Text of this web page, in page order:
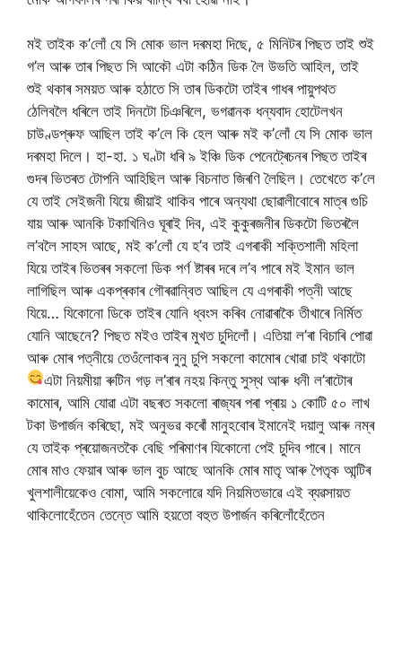
মই তাইক ক’লোঁ যে সি মোক ভাল দৰমহা দিছে, ৫ মিনিটৰ পিছত তাই শুই
গ’ল আৰু তাৰ পিছত সি আকৌ এটা কঠিন ডিক লৈ উভতি আহিল, তাই
শুই থকাৰ সময়ত আৰু হঠাতে সি তাৰ ডিকটো তাইৰ গাধৰ পায়ুপথত
ঠেলিবলৈ ধৰিলে তাই দিনটো চিঞৰিলে, ভগৱানক ধন্যবাদ হোটেলখন
চাউণ্ডপ্ৰুফ আছিল তাই ক’লে কি হেল আৰু মই ক’লোঁ যে সি মোক ভাল
দৰমহা দিলে। হা-হা. ১ ঘণ্টা ধৰি ৯ ইঞ্চি ডিক পেনেট্ৰেচনৰ পিছত তাইৰ
গুদৰ ভিতৰত টোপনি আহিছিল আৰু বিচনাত জিৰণি লৈছিল। তেখেতে ক’লে
যে তাই সেইজনী যিয়ে জীয়াই থাকিব পাৰে অন্যথা ছোৱালীবোৰে মাত্ৰ গুচি
যায় আৰু আনকি টকাখিনিও ঘূৰাই দিব, এই কুকুৰজনীৰ ডিকটো ভিতৰলৈ
ল’বলৈ সাহস আছে, মই ক’লোঁ যে হ’ব তাই এগৰাকী শক্তিশালী মহিলা
যিয়ে তাইৰ ভিতৰৰ সকলো ডিক পৰ্ণ ষ্টাৰৰ দৰে ল’ব পাৰে মই ইমান ভাল
লাগিছিল আৰু একপ্ৰকাৰ গৌৰৱান্বিত আছিল যে এগৰাকী পত্নী আছে
যিয়ে… যিকোনো ডিকে তাইৰ যোনি ধ্বংস কৰিব নোৱাৰাকৈ তীখাৰে নিৰ্মিত
যোনি আছেনে? পিছত মইও তাইৰ মুখত চুদিলোঁ। এতিয়া ল’ৰা বিচাৰি পোৱা
আৰু মোৰ পত্নীয়ে তেওঁলোকৰ নুনু চুপি সকলো কামোৰ খোৱা চাই থকাটো
এটা নিয়মীয়া ৰুটিনগড় ল’ৰাৰ নহয় কিন্তু সুস্থ আৰু ধনী ল’ৰাটোৰ
কামোৰ, আমি যোৱা এটা বছৰত সকলো ৰাজ্যৰ পৰা প্ৰায় ১ কোটি ৫০ লাখ
টকা উপাৰ্জন কৰিছো, মই অনুভৱ কৰোঁ মানুহবোৰ ইমানেই দয়ালু আৰু নম্ৰ
যে তাইক প্ৰয়োজনতকৈ বেছি পৰিমাণৰ যিকোনো পেই চুদিব পাৰে। মানে
মোৰ মাও ফেয়াৰ আৰু ভাল বুচ আছে আনকি মোৰ মাতৃ আৰু পৈতৃক আন্টিৰ
খুলশালীয়েকেও বোমা, আমি সকলোৱে যদি নিয়মিতভাৱে এই ব্যৱসায়ত
থাকিলোহেঁতেন তেন্তে আমি হয়তো বহুত উপাৰ্জন কৰিলোঁহেঁতেন